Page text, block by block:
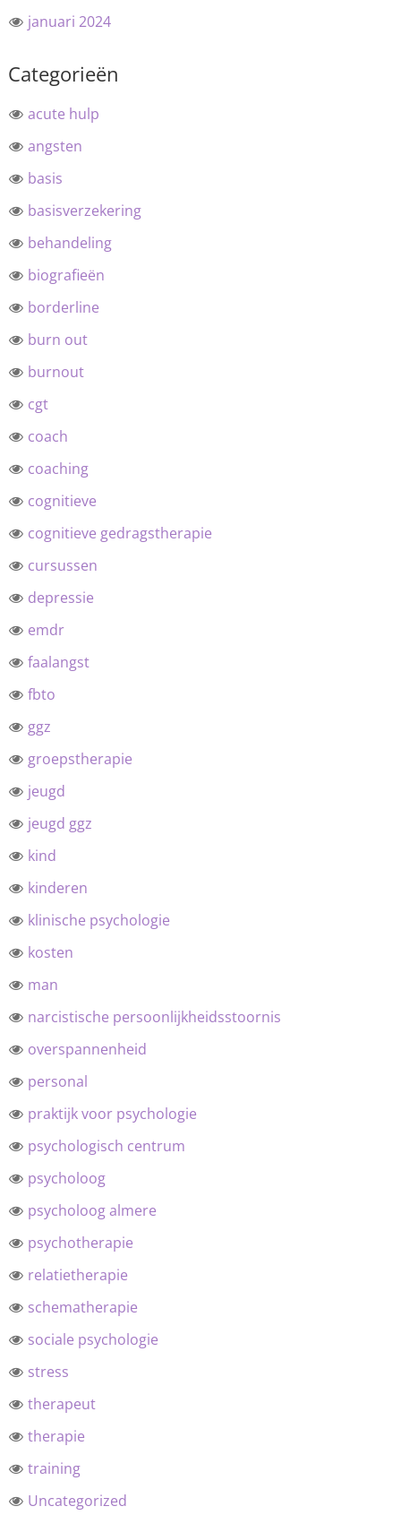
januari 2024
Categorieën
acute hulp
angsten
basis
basisverzekering
behandeling
biografieën
borderline
burn out
burnout
cgt
coach
coaching
cognitieve
cognitieve gedragstherapie
cursussen
depressie
emdr
faalangst
fbto
ggz
groepstherapie
jeugd
jeugd ggz
kind
kinderen
klinische psychologie
kosten
man
narcistische persoonlijkheidsstoornis
overspannenheid
personal
praktijk voor psychologie
psychologisch centrum
psycholoog
psycholoog almere
psychotherapie
relatietherapie
schematherapie
sociale psychologie
stress
therapeut
therapie
training
Uncategorized